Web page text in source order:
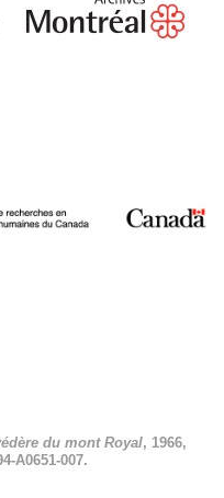
du mont Royal, 1966,
A0651-007.